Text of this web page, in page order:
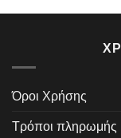
Όροι Χρήσης
Τρόποι πληρωμής